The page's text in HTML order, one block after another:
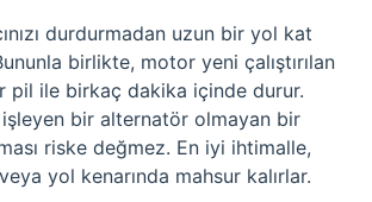
durdurmadan uzun bir yol kat
birlikte, motor yeni çalıştırılan
pil ile birkaç dakika içinde durur.
bir alternatör olmayan bir
riske değmez. En iyi ihtimalle,
yol kenarında mahsur kalırlar.